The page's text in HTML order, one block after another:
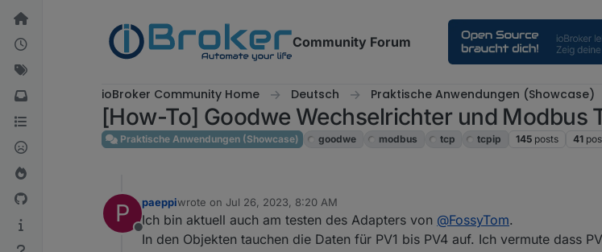
Skip to content
Community Forum
ioBroker Community Home Deutsch Praktische Anwendungen (Showcase)
[How-To] Goodwe Wechselrichter und Modbus
Praktische Anwendungen (Showcase) goodwe modbus tcp tcpip 145 posts 41
P
Offline
paeppiwrote on Jul 26, 2023, 8:20 AM
last edited by
Ich bin aktuell auch am testen des Adapters von @FossyTom.
In den Objekten tauchen die Daten für PV1 bis PV4 auf. Ich vermute dass